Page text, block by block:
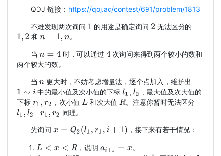
QOJ 链接： https://qoj.ac/contest/691/problem/1813
不难发现两次询问 1 的用途是确定询问 2 无法区分的
1,2 和n−1, n 。
当 n=4 时，可以通过 4次询问来得到两个较小的数和
两个较大的数。
当 n 更大时，不妨考虑增量法，逐个点加入，维护出
1∼i 中的最小值及次小值的下标l1, l2
，最大值及次大值的
下标 r1, r2 ，次小值 L 和次大值 R 。注意你暂时无法区分
l1, l2 ，r1, r 2 同理。
先询问 x=Q2(l1,r1,i+ 1) ，接下来有若干情况：
L< x< R ，说明 ai+1= x
。